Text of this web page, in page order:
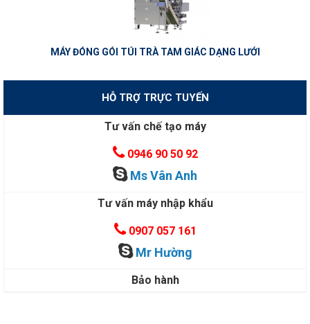
MÁY ĐÓNG GÓI TÚI TRÀ TAM GIÁC DẠNG LƯỚI
HỖ TRỢ TRỰC TUYẾN
Tư vấn chế tạo máy
0946 90 50 92
Ms Vân Anh
Tư vấn máy nhập khẩu
0907 057 161
Mr Hường
Bảo hành